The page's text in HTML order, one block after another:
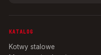
KATALOG
Kotwy stalowe